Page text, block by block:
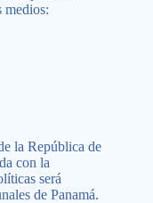
medios:
la República de
con la
será
de Panamá.